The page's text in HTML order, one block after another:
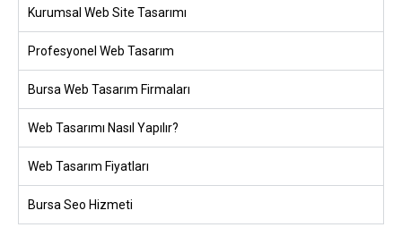
Kurumsal Web Site Tasarımı
Profesyonel Web Tasarım
Bursa Web Tasarım Firmaları
Web Tasarımı Nasıl Yapılır?
Web Tasarım Fiyatları
Bursa Seo Hizmeti